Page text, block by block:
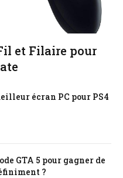
et Filaire pour
écran PC pour PS4
GTA 5 pour gagner de
?